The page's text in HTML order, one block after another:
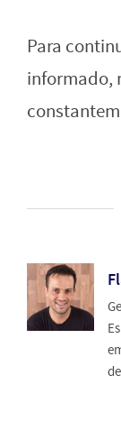
Para
informado,